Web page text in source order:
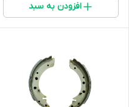
افزودن به سبد